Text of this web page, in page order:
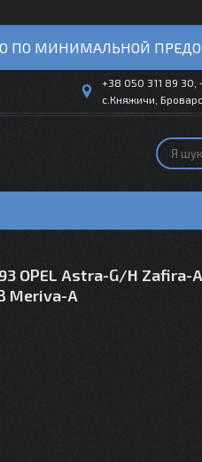
ПО МИНИМАЛЬНОЙ
+38 050 311 89 30,
с.Княжичи,
OPEL Astra-G/H Zafira-
Meriva-A